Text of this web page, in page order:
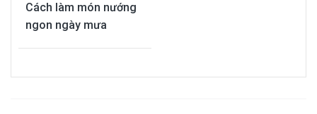
Cách làm món nướng
ngon ngày mưa